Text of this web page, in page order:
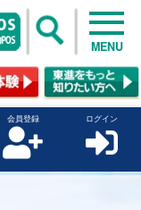
MENU
会員登録 ログイン